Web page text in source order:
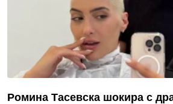
Ромина Тасевска шокира с